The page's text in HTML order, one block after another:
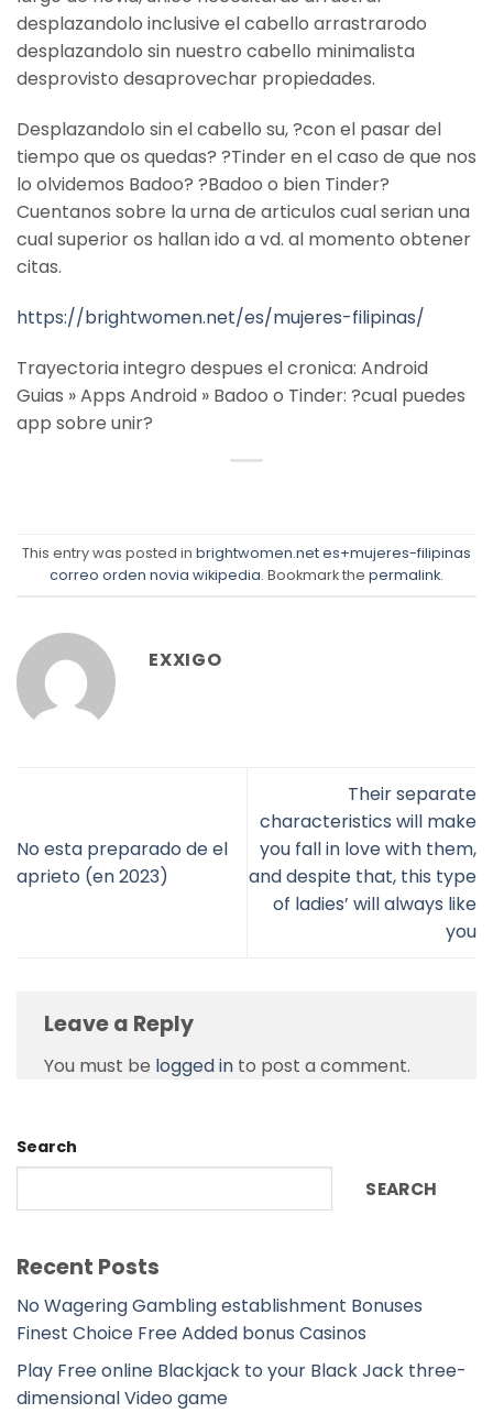
desplazandolo inclusive el cabello arrastrarodo
desplazandolo sin nuestro cabello minimalista
desprovisto desaprovechar propiedades.
Desplazandolo sin el cabello su, ?con el pasar del
tiempo que os quedas? ?Tinder en el caso de que nos
lo olvidemos Badoo? ?Badoo o bien Tinder?
Cuentanos sobre la urna de articulos cual seri­an una
cual superior os hallan ido a vd. al momento obtener
citas.
https://brightwomen.net/es/mujeres-filipinas/
Trayectoria integro despues el cronica: Android
Guias » Apps Android » Badoo o Tinder: ?cual puedes
app sobre unir?
This entry was posted in brightwomen.net es+mujeres-filipinas
correo orden novia wikipedia. Bookmark the permalink.
EXXIGO
No esta preparado de el
aprieto (en 2023)
Their separate
characteristics will make
you fall in love with them,
and despite that, this type
of ladies’ will always like
you
Leave a Reply
You must be logged in to post a comment.
Search
SEARCH
Recent Posts
No Wagering Gambling establishment Bonuses
Finest Choice Free Added bonus Casinos
Play Free online Blackjack to your Black Jack three-
dimensional Video game